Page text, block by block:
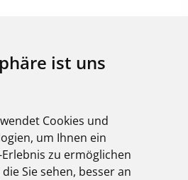
ist uns
Cookies und
um Ihnen ein
zu ermöglichen
Sie sehen, besser an